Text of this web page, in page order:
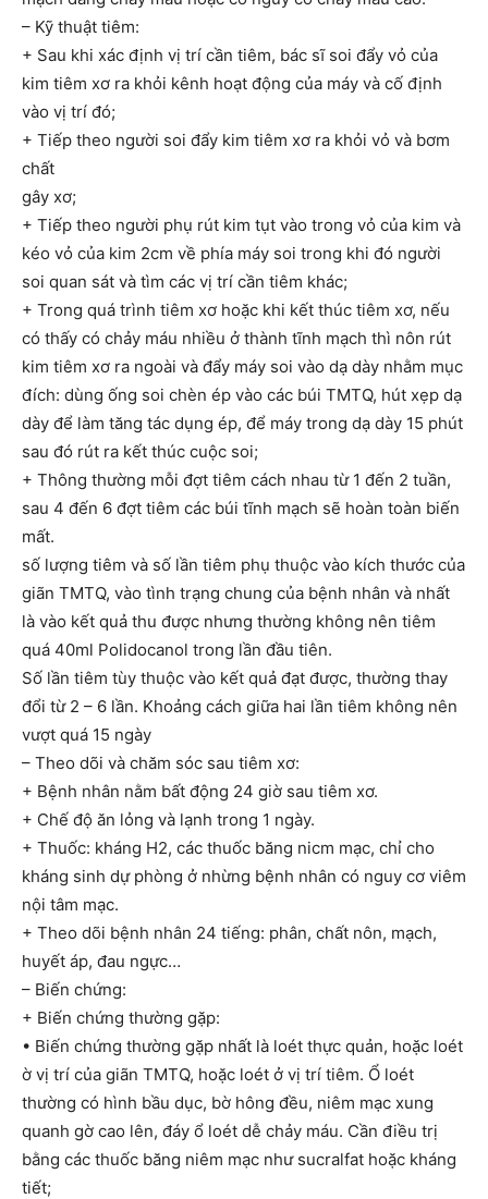
– Kỹ thuật tiêm:
+ Sau khi xác định vị trí cần tiêm, bác sĩ soi đẩy vỏ của
kim tiêm xơ ra khỏi kênh hoạt động của máy và cố định
vào vị trí đó;
+ Tiếp theo người soi đẩy kim tiêm xơ ra khỏi vỏ và bơm
chất
gây xơ;
+ Tiếp theo người phụ rút kim tụt vào trong vỏ của kim và
kéo vỏ của kim 2cm về phía máy soi trong khi đó người
soi quan sát và tìm các vị trí cần tiêm khác;
+ Trong quá trình tiêm xơ hoặc khi kết thúc tiêm xơ, nếu
có thấy có chảy máu nhiều ở thành tĩnh mạch thì nôn rút
kim tiêm xơ ra ngoài và đẩy máy soi vào dạ dày nhằm mục
đích: dùng ống soi chèn ép vào các búi TMTQ, hút xẹp dạ
dày để làm tăng tác dụng ép, để máy trong dạ dày 15 phút
sau đó rút ra kết thúc cuộc soi;
+ Thông thường mỗi đợt tiêm cách nhau từ 1 đến 2 tuần,
sau 4 đến 6 đợt tiêm các búi tĩnh mạch sẽ hoàn toàn biến
mất.
số lượng tiêm và số lần tiêm phụ thuộc vào kích thước của
giãn TMTQ, vào tình trạng chung của bệnh nhân và nhất
là vào kết quả thu được nhưng thường không nên tiêm
quá 40ml Polidocanol trong lần đầu tiên.
Số lần tiêm tùy thuộc vào kết quả đạt được, thường thay
đổi từ 2 – 6 lần. Khoảng cách giữa hai lần tiêm không nên
vượt quá 15 ngày
– Theo dõi và chăm sóc sau tiêm xơ:
+ Bệnh nhân nằm bất động 24 giờ sau tiêm xơ.
+ Chế độ ăn lỏng và lạnh trong 1 ngày.
+ Thuốc: kháng H2, các thuốc băng nicm mạc, chỉ cho
kháng sinh dự phòng ở nhừng bệnh nhân có nguy cơ viêm
nội tâm mạc.
+ Theo dõi bệnh nhân 24 tiếng: phân, chất nôn, mạch,
huyết áp, đau ngực…
– Biến chứng:
+ Biến chứng thường gặp:
• Biến chứng thường gặp nhất là loét thực quản, hoặc loét
ờ vị trí của giãn TMTQ, hoặc loét ở vị trí tiêm. Ổ loét
thường có hình bầu dục, bờ hông đều, niêm mạc xung
quanh gờ cao lên, đáy ổ loét dễ chảy máu. Cần điều trị
bằng các thuốc băng niêm mạc như sucralfat hoặc kháng
tiết;